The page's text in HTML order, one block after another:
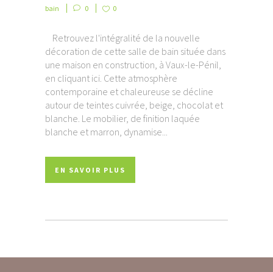
bain
0 0
Retrouvez l'intégralité de la nouvelle
décoration de cette salle de bain située dans
une maison en construction, à Vaux-le-Pénil,
en cliquant ici. Cette atmosphère
contemporaine et chaleureuse se décline
autour de teintes cuivrée, beige, chocolat et
blanche. Le mobilier, de finition laquée
blanche et marron, dynamise...
EN SAVOIR PLUS